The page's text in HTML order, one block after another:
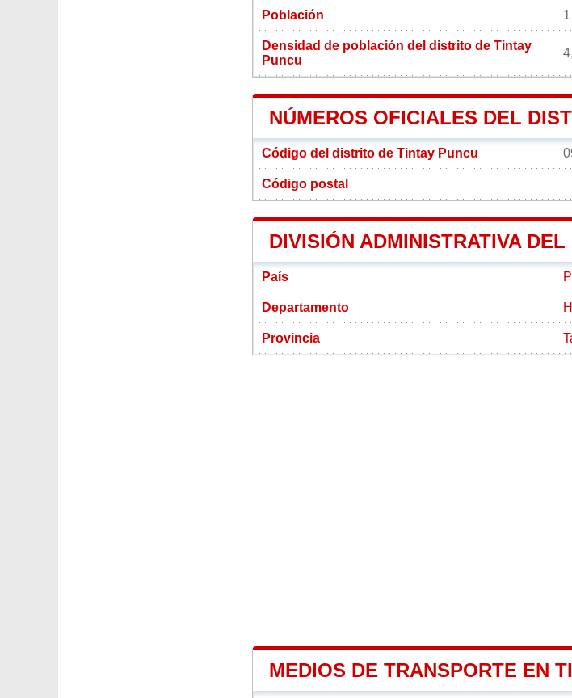
Población
Densidad de población del distrito de Tintay
Puncu
NÚMEROS OFICIALES DEL
Código del distrito de Tintay Puncu
Código postal
DIVISIÓN ADMINISTRATIVA
País
Departamento
Provincia
MEDIOS DE TRANSPORTE EN